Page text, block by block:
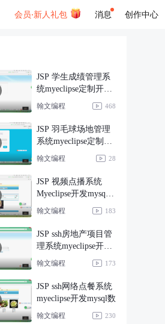
会员·新人礼包 消息 创作中心
JSP 学生成绩管理系
统myeclipse定制开发
sqlse
翰文编程 468
JSP 羽毛球场地管理
系统myeclipse定制开
发sqls
翰文编程 28
JSP 视频点播系统
Myeclipse开发mysql
数据库w
翰文编程 183
JSP ssh房地产项目管
理系统myeclipse开发
mys
翰文编程 173
JSP ssh网络点餐系统
myeclipse开发mysql数
翰文编程 230